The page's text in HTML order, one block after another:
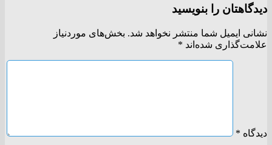
دیدگاهتان را بنویسید
نشانی ایمیل شما منتشر نخواهد شد. بخش‌های موردنیاز
علامت‌گذاری شده‌اند *
دیدگاه *